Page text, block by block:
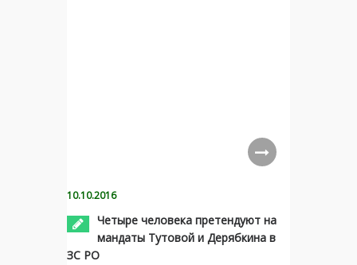
10.10.2016
Четыре человека претендуют на
мандаты Тутовой и Дерябкина в
ЗС РО